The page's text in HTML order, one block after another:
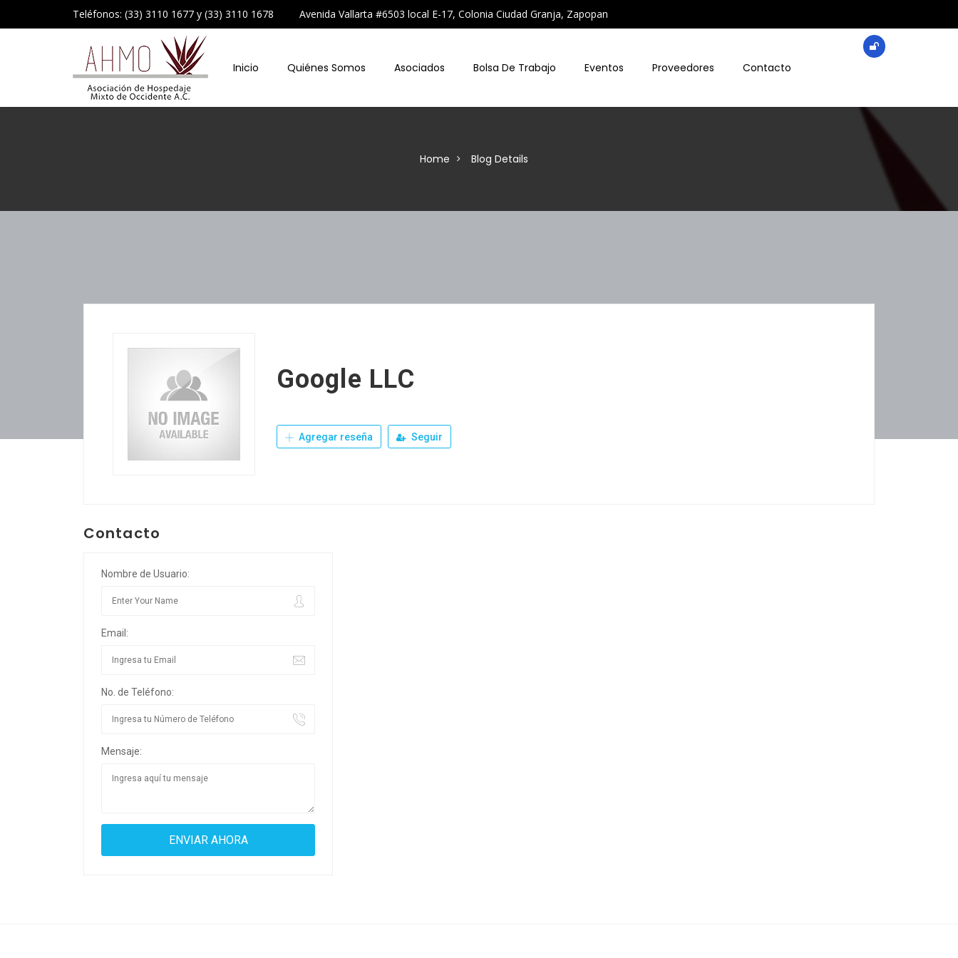
Teléfonos: (33) 3110 1677 y (33) 3110 1678 Avenida Vallarta #6503 local E-17, Colonia Ciudad Granja, Zapopan
Inicio Quiénes Somos Asociados Bolsa De Trabajo Eventos Proveedores Contacto
Home Blog Details
Google LLC
Agregar reseña Seguir
Contacto
Nombre de Usuario:
Email:
No. de Teléfono:
Mensaje: